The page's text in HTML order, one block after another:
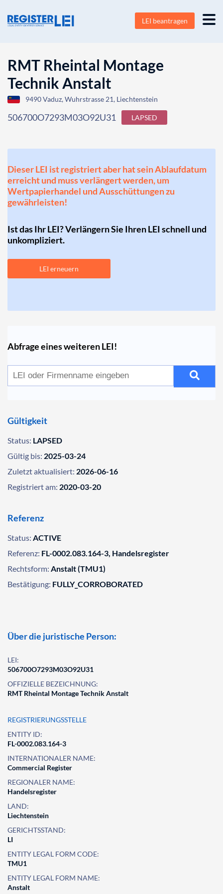
LEI beantragen
RMT Rheintal Montage
Technik Anstalt
9490 Vaduz, Wuhrstrasse 21, Liechtenstein
506700O7293M03O92U31 LAPSED
Dieser LEI ist registriert aber hat sein Ablaufdatum
erreicht und muss verlängert werden, um
Wertpapierhandel und Ausschüttungen zu
gewährleisten!
Ist das Ihr LEI? Verlängern Sie Ihren LEI schnell und
unkompliziert.
LEI erneuern
Abfrage eines weiteren LEI!
Gültigkeit
Status: LAPSED
Gültig bis: 2025-03-24
Zuletzt aktualisiert: 2026-06-16
Registriert am: 2020-03-20
Referenz
Status: ACTIVE
Referenz: FL-0002.083.164-3, Handelsregister
Rechtsform: Anstalt (TMU1)
Bestätigung: FULLY_CORROBORATED
Über die juristische Person:
LEI:
506700O7293M03O92U31
OFFIZIELLE BEZEICHNUNG:
RMT Rheintal Montage Technik Anstalt
REGISTRIERUNGSSTELLE
ENTITY ID:
FL-0002.083.164-3
INTERNATIONALER NAME:
Commercial Register
REGIONALER NAME:
Handelsregister
LAND:
Liechtenstein
GERICHTSSTAND:
LI
ENTITY LEGAL FORM CODE:
TMU1
ENTITY LEGAL FORM NAME:
Anstalt